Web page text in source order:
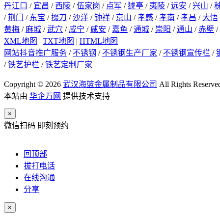
丹江口 / 宜昌 / 西陵 /伍家岗 / 点军 /猇亭 / 夷陵 /远安 /兴山 /
/荆门 / 东宝 /掇刀 /沙洋 /钟祥 / 京山 /孝感 /孝南 /孝昌 / 大悟
黄梅 / 麻城 /武穴 / 咸宁 / 咸安 / 嘉鱼 /通城 / 崇阳 /通山 /赤壁 /
XML地图 | TXT地图 | HTML地图
网站抖音推广服务 / 不锈钢 / 不锈钢生产厂家 / 不锈钢宣传栏 /
/铁艺护栏 /铁艺定制厂家
Copyright © 2026 武汉海篮金属制品有限公司 All Rights
本站由 华企万网 提供技术支持
×
微信扫码 即刻预约
回顶部
拔打电话
在线沟通
分享
×